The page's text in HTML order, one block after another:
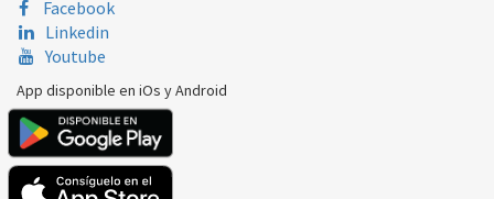
Facebook
Linkedin
Youtube
App disponible en iOs y Android